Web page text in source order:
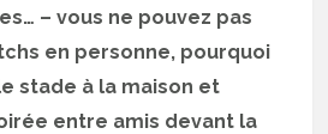
– vous ne pouvez pas
en personne, pourquoi
stade à la maison et
entre amis devant la